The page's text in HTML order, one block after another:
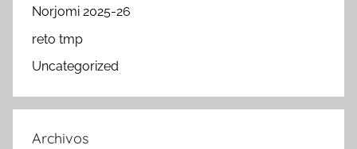
Norjomi 2025-26
reto tmp
Uncategorized
Archivos